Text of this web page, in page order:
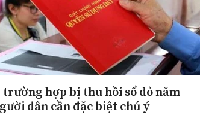
hợp bị thu hồi sổ đỏ năm
dân cần đặc biệt chú ý